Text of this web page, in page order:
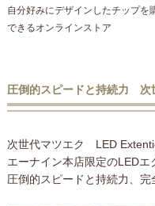
自分好みにデザインしたチップを
できるオンラインストア
圧倒的スピードと持続力 次
次世代マツエク LED
エーナイン本店限定のLEDエ
圧倒的スピードと持続力、完